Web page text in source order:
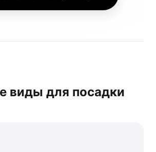
виды для посадки